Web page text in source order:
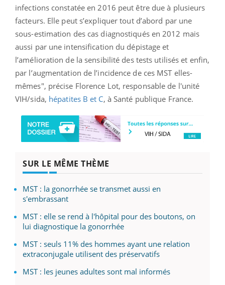
infections constatée en 2016 peut être due à plusieurs
facteurs. Elle peut s’expliquer tout d’abord par une
sous-estimation des cas diagnostiqués en 2012 mais
aussi par une intensification du dépistage et
l’amélioration de la sensibilité des tests utilisés et enfin,
par l’augmentation de l’incidence de ces MST elles-
mêmes", précise Florence Lot, responsable de l'unité
VIH/sida, hépatites B et C, à Santé publique France.
SUR LE MÊME THÈME
MST : la gonorrhée se transmet aussi en
s'embrassant
MST : elle se rend à l'hôpital pour des boutons, on
lui diagnostique la gonorrhée
MST : seuls 11% des hommes ayant une relation
extraconjugale utilisent des préservatifs
MST : les jeunes adultes sont mal informés